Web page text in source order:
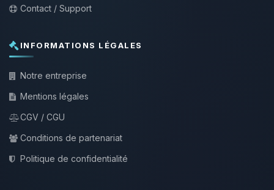
Contact / Support
INFORMATIONS LÉGALES
Notre entreprise
Mentions légales
CGV / CGU
Conditions de partenariat
Politique de confidentialité